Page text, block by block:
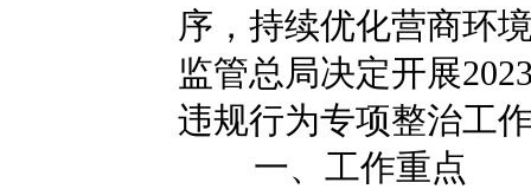
序，持续优化营商环
监管总局决定开展
违规行为专项整治工
一、工作重点